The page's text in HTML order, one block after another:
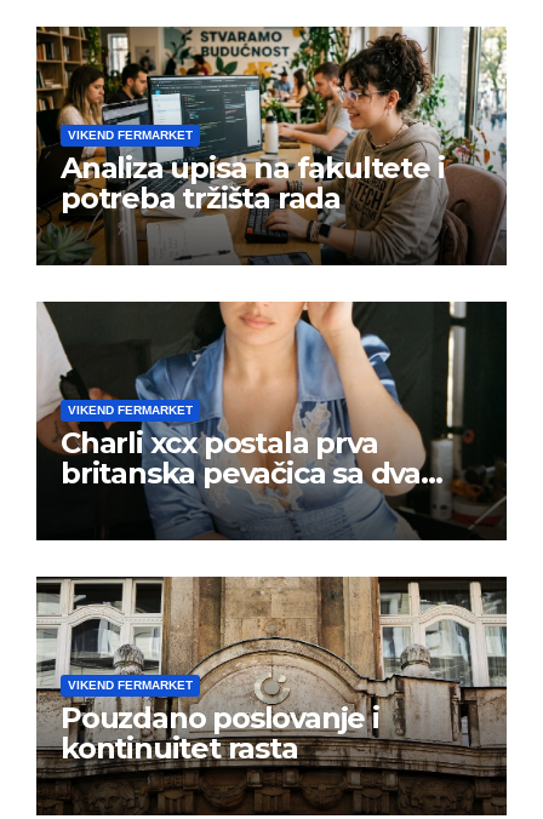
VIKEND FERMARKET
Analiza upisa na fakultete i
potreba tržišta rada
VIKEND FERMARKET
Charli xcx postala prva
britanska pevačica sa dva
albuma na prvom mestu u
istoj kalendarskoj godini
VIKEND FERMARKET
Pouzdano poslovanje i
kontinuitet rasta